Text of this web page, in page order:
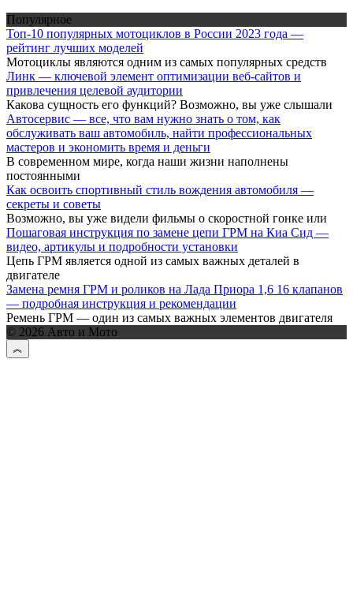
Популярное
Топ-10 популярных мотоциклов в России 2023 года —
рейтинг лучших моделей
Мотоциклы являются одним из самых популярных средств
Линк — ключевой элемент оптимизации веб-сайтов и
привлечения целевой аудитории
Какова сущность его функций? Возможно, вы уже слышали
Автосервис — все, что вам нужно знать о том, как
обслуживать ваш автомобиль, найти профессиональных
мастеров и экономить время и деньги
В современном мире, когда наши жизни наполнены
постоянными
Как освоить спортивный стиль вождения автомобиля —
секреты и советы
Возможно, вы уже видели фильмы о скоростной гонке или
Пошаговая инструкция по замене цепи ГРМ на Киа Сид —
видео, артикулы и подробности установки
Цепь ГРМ является одной из самых важных деталей в
двигателе
Замена ремня ГРМ и роликов на Лада Приора 1,6 16 клапанов
— подробная инструкция и рекомендации
Ремень ГРМ — один из самых важных элементов двигателя
© 2026 Авто и Мото